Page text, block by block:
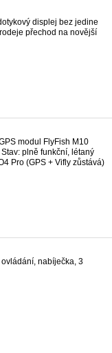
displej bez jedine
přechod na novější
modul FlyFish M10
plně funkční, létaný
Pro (GPS + Vifly zůstává)
nabíječka, 3